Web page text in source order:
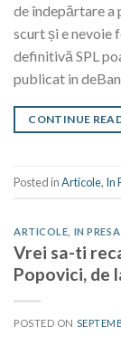
de îndepărtare a
scurt și e nevoie
definitivă SPL
publicat in
CONTINUE
Posted inArticole, In
ARTICOLE IN PRESA
Vrei sa-ti
Popovici, de
POSTED ON